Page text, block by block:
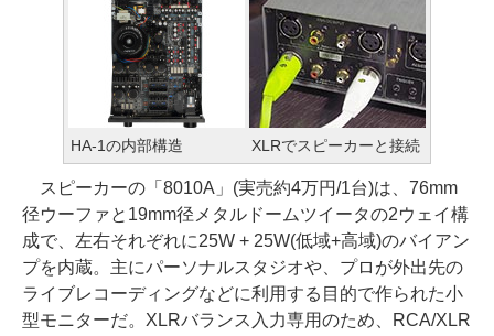
HA-1の内部構造 XLRでスピーカーと接続
スピーカーの「8010A」(実売約4万円/1台)は、76mm
径ウーファと19mm径メタルドームツイータの2ウェイ構
成で、左右それぞれに25W + 25W(低域+高域)のバイアン
プを内蔵。主にパーソナルスタジオや、プロが外出先の
ライブレコーディングなどに利用する目的で作られた小
型モニターだ。XLRバランス入力専用のため、RCA/XLR